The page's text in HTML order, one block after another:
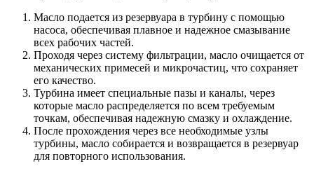
Масло подается из резервуара в турбину с помощью
насоса, обеспечивая плавное и надежное смазывание
всех рабочих частей.
Проходя через систему фильтрации, масло очищается от
механических примесей и микрочастиц, что сохраняет
его качество.
Турбина имеет специальные пазы и каналы, через
которые масло распределяется по всем требуемым
точкам, обеспечивая надежную смазку и охлаждение.
После прохождения через все необходимые узлы
турбины, масло собирается и возвращается в резервуар
для повторного использования.